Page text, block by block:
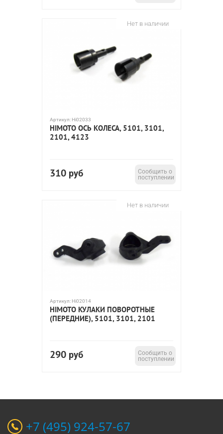
Нет в наличии
Артикул: Hi02033
HIMOTO ОСЬ КОЛЕСА, 5101, 3101,
2101, 4123
310 руб
Сообщить о
поступлении
Нет в наличии
Артикул: Hi02014
HIMOTO КУЛАКИ ПОВОРОТНЫЕ
(ПЕРЕДНИЕ), 5101, 3101, 2101
290 руб
Сообщить о
поступлении
+7 (495) 924-57-67